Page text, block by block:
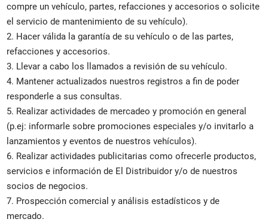
compre un vehículo, partes, refacciones y accesorios o solicite
el servicio de mantenimiento de su vehículo).
2. Hacer válida la garantía de su vehículo o de las partes,
refacciones y accesorios.
3. Llevar a cabo los llamados a revisión de su vehículo.
4. Mantener actualizados nuestros registros a fin de poder
responderle a sus consultas.
5. Realizar actividades de mercadeo y promoción en general
(p.ej: informarle sobre promociones especiales y/o invitarlo a
lanzamientos y eventos de nuestros vehículos).
6. Realizar actividades publicitarias como ofrecerle productos,
servicios e información de El Distribuidor y/o de nuestros
socios de negocios.
7. Prospección comercial y análisis estadísticos y de
mercado.